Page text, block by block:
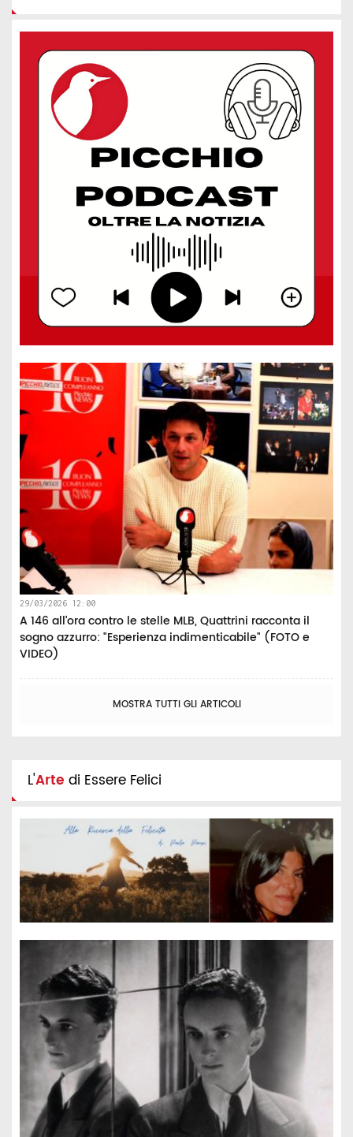
29/03/2026 12:00
A 146 all’ora contro le stelle MLB, Quattrini racconta il
sogno azzurro: "Esperienza indimenticabile" (FOTO e
VIDEO)
MOSTRA TUTTI GLI ARTICOLI
L'Arte di Essere Felici